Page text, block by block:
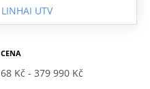
LINHAI UTV
CENA
68 Kč 379 990 Kč